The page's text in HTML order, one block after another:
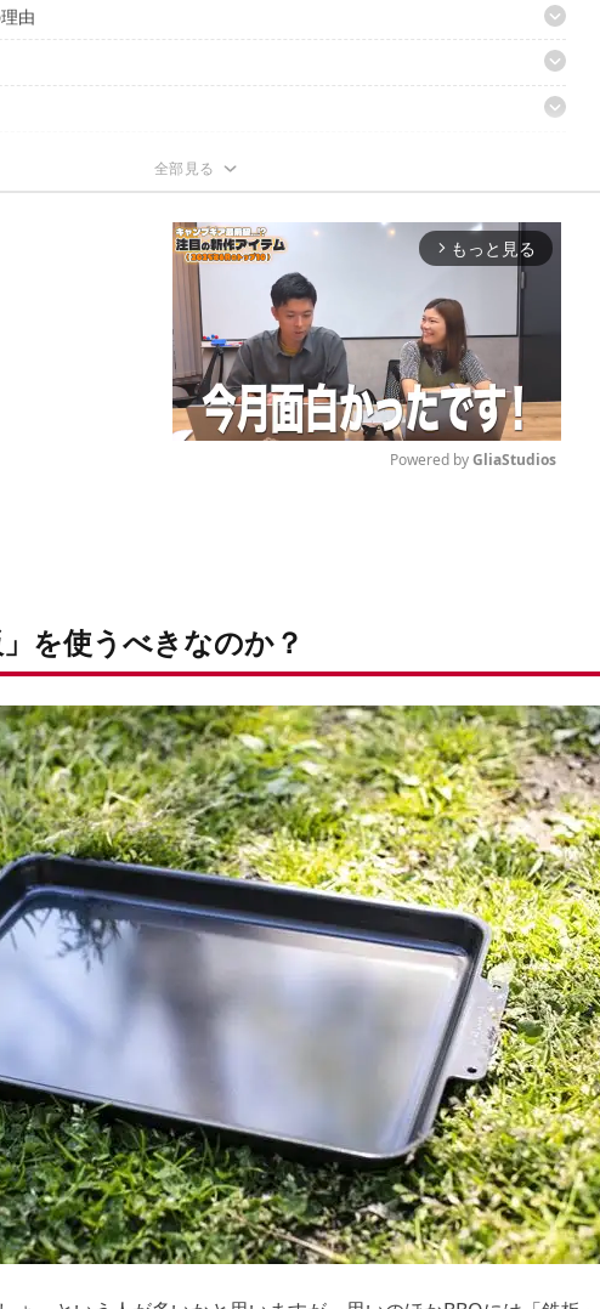
由
がある
ける
あるか
楽しもう！
arrow_forward_ios もっと見る
Powered by GliaStudios
を使うべきなのか？